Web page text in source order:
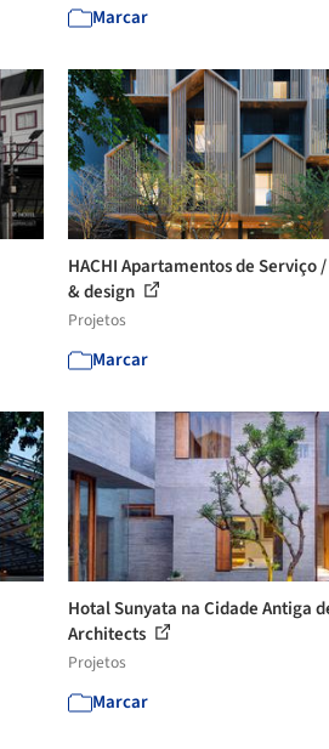
Marcar
HACHI Apartamentos de Serviço
& design
Projetos
Marcar
Hotal Sunyata na Cidade Antiga
Architects
Projetos
Marcar